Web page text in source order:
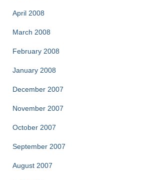
April 2008
March 2008
February 2008
January 2008
December 2007
November 2007
October 2007
September 2007
August 2007